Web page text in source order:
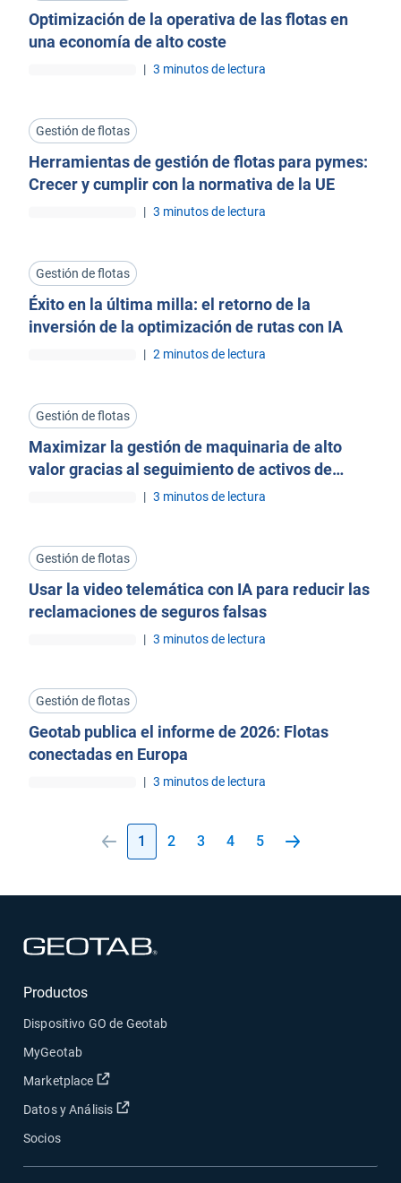
Optimización de la operativa de las flotas en
una economía de alto coste
| 3 minutos de lectura
Gestión de flotas
Herramientas de gestión de flotas para pymes:
Crecer y cumplir con la normativa de la UE
| 3 minutos de lectura
Gestión de flotas
Éxito en la última milla: el retorno de la
inversión de la optimización de rutas con IA
| 2 minutos de lectura
Gestión de flotas
Maximizar la gestión de maquinaria de alto
valor gracias al seguimiento de activos de
| 3 minutos de lectura
Gestión de flotas
Usar la video telemática con IA para reducir las
reclamaciones de seguros falsas
| 3 minutos de lectura
Gestión de flotas
Geotab publica el informe de 2026: Flotas
conectadas en Europa
| 3 minutos de lectura
1 2 3 4 5
Productos
Dispositivo GO de Geotab
MyGeotab
Marketplace
Abrir en una nueva ventana
Datos y Análisis Abrir en una nueva ventana
Socios